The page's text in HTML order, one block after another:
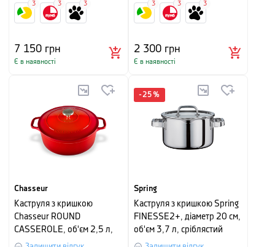
7 150 грн
Є в наявності
3 3 3
2 300 грн
Є в наявності
3 3 3
Chasseur
Каструля з кришкою
Chasseur ROUND
CASSEROLE, об'єм 2,5 л,
червоний рубін
-25 %
Spring
Каструля з кришкою Spring
FINESSE2+, діаметр 20 см,
об'єм 3,7 л, сріблястий